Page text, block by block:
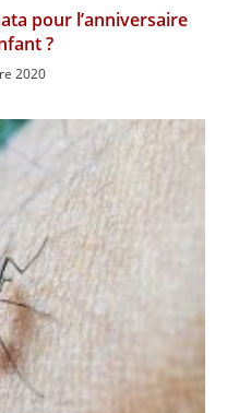
pour l’anniversaire
?
2020